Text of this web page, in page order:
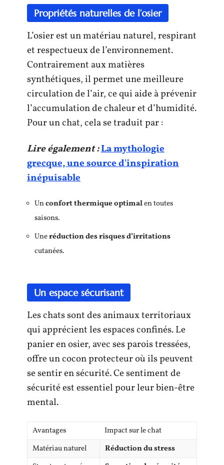
Propriétés naturelles de l’osier
L’osier est un matériau naturel, respirant
et respectueux de l’environnement.
Contrairement aux matières
synthétiques, il permet une meilleure
circulation de l’air, ce qui aide à prévenir
l’accumulation de chaleur et d’humidité.
Pour un chat, cela se traduit par :
Lire également :La mythologie
grecque, une source d'inspiration
inépuisable
Unconfort thermique optimalen toutes
saisons.
Uneréduction des risques d’irritations
cutanées.
Un espace sécurisant
Les chats sont des animaux territoriaux
qui apprécient les espaces confinés. Le
panier en osier, avec ses parois tressées,
offre un cocon protecteur où ils peuvent
se sentir en sécurité. Ce sentiment de
sécurité est essentiel pour leur bien-être
mental.
Avantages
Impact sur le chat
Matériau naturel
Réduction du stress